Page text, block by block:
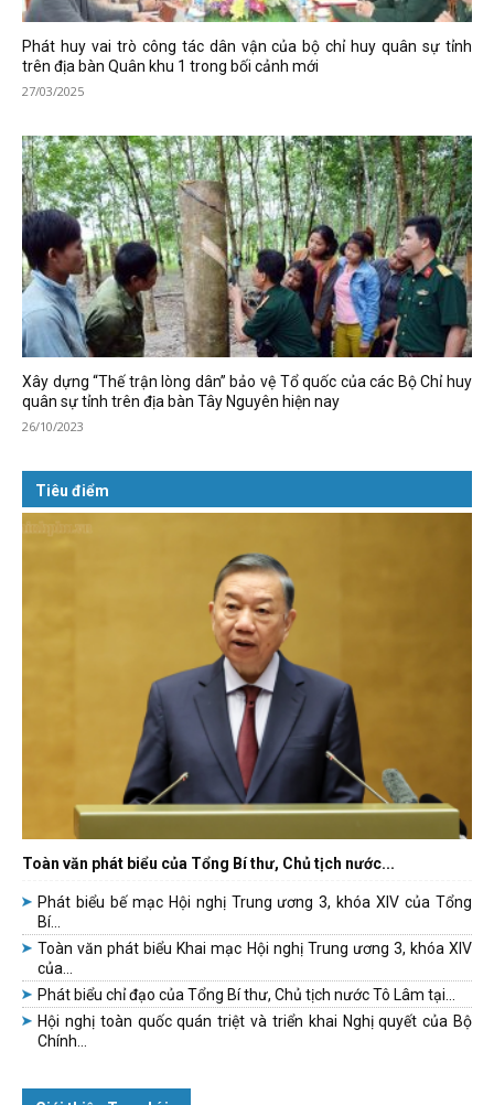
Phát huy vai trò công tác dân vận của bộ chỉ huy quân sự tỉnh
trên địa bàn Quân khu 1 trong bối cảnh mới
27/03/2025
Xây dựng “Thế trận lòng dân” bảo vệ Tổ quốc của các Bộ Chỉ huy
quân sự tỉnh trên địa bàn Tây Nguyên hiện nay
26/10/2023
Tiêu điểm
Toàn văn phát biểu của Tổng Bí thư, Chủ tịch nước...
Phát biểu bế mạc Hội nghị Trung ương 3, khóa XIV của Tổng
Bí...
Toàn văn phát biểu Khai mạc Hội nghị Trung ương 3, khóa XIV
của...
Phát biểu chỉ đạo của Tổng Bí thư, Chủ tịch nước Tô Lâm tại...
Hội nghị toàn quốc quán triệt và triển khai Nghị quyết của Bộ
Chính...